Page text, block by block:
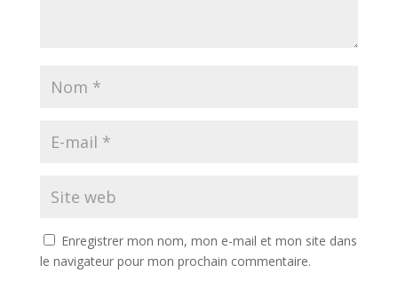
Enregistrer mon nom, mon e-mail et mon site dans
le navigateur pour mon prochain commentaire.